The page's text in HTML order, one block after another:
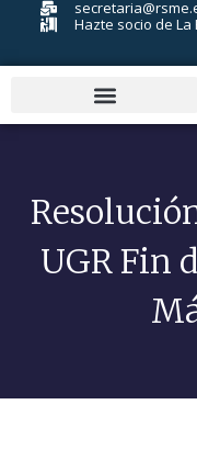
Hazte socio de La
UGR Fin